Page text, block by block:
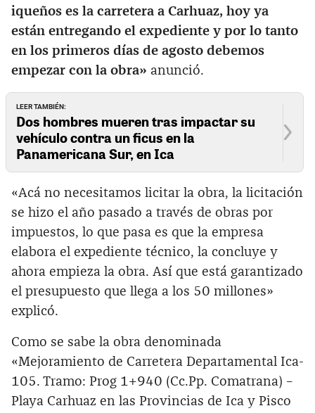
iqueños es la carretera a Carhuaz, hoy ya
están entregando el expediente y por lo tanto
en los primeros días de agosto debemos
empezar con la obra» anunció.
LEER TAMBIÉN:
Dos hombres mueren tras impactar su
vehículo contra un ficus en la
Panamericana Sur, en Ica
«Acá no necesitamos licitar la obra, la licitación
se hizo el año pasado a través de obras por
impuestos, lo que pasa es que la empresa
elabora el expediente técnico, la concluye y
ahora empieza la obra. Así que está garantizado
el presupuesto que llega a los 50 millones»
explicó.
Como se sabe la obra denominada
«Mejoramiento de Carretera Departamental Ica-
105. Tramo: Prog 1+940 (Cc.Pp. Comatrana) –
Playa Carhuaz en las Provincias de Ica y Pisco